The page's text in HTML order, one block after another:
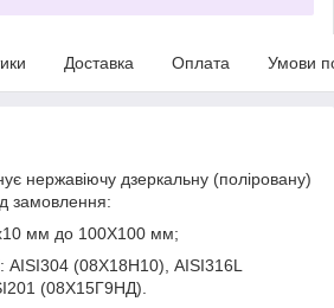
Доставка Оплата Умови
нержавіючу дзеркальну (поліровану)
замовлення:
мм до 100Х100 мм;
AISI304 (08Х18Н10), AISI316L
(08Х15Г9НД).